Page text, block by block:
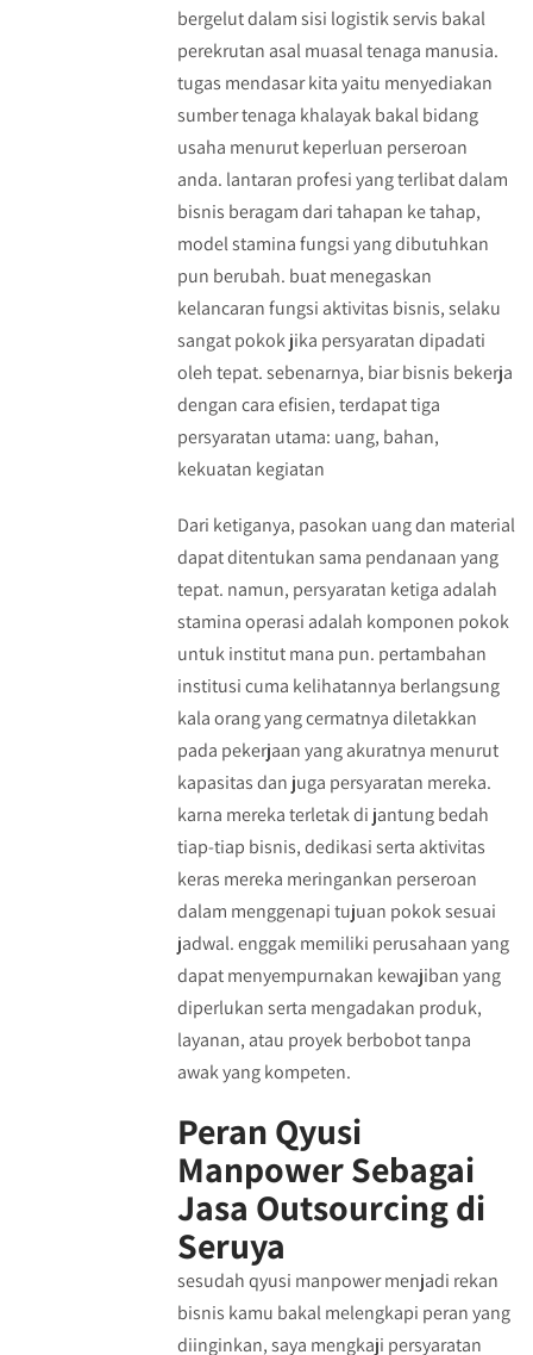
bergelut dalam sisi logistik servis bakal
perekrutan asal muasal tenaga manusia.
tugas mendasar kita yaitu menyediakan
sumber tenaga khalayak bakal bidang
usaha menurut keperluan perseroan
anda. lantaran profesi yang terlibat dalam
bisnis beragam dari tahapan ke tahap,
model stamina fungsi yang dibutuhkan
pun berubah. buat menegaskan
kelancaran fungsi aktivitas bisnis, selaku
sangat pokok jika persyaratan dipadati
oleh tepat. sebenarnya, biar bisnis bekerja
dengan cara efisien, terdapat tiga
persyaratan utama: uang, bahan,
kekuatan kegiatan
Dari ketiganya, pasokan uang dan material
dapat ditentukan sama pendanaan yang
tepat. namun, persyaratan ketiga adalah
stamina operasi adalah komponen pokok
untuk institut mana pun. pertambahan
institusi cuma kelihatannya berlangsung
kala orang yang cermatnya diletakkan
pada pekerjaan yang akuratnya menurut
kapasitas dan juga persyaratan mereka.
karna mereka terletak di jantung bedah
tiap-tiap bisnis, dedikasi serta aktivitas
keras mereka meringankan perseroan
dalam menggenapi tujuan pokok sesuai
jadwal. enggak memiliki perusahaan yang
dapat menyempurnakan kewajiban yang
diperlukan serta mengadakan produk,
layanan, atau proyek berbobot tanpa
awak yang kompeten.
Peran Qyusi
Manpower Sebagai
Jasa Outsourcing di
Seruya
sesudah qyusi manpower menjadi rekan
bisnis kamu bakal melengkapi peran yang
diinginkan, saya mengkaji persyaratan